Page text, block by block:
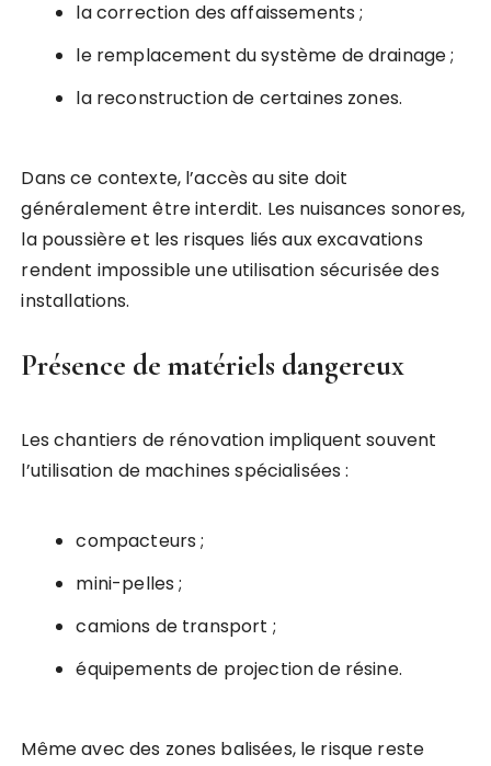
la correction des affaissements ;
le remplacement du système de drainage ;
la reconstruction de certaines zones.
Dans ce contexte, l’accès au site doit
généralement être interdit. Les nuisances sonores,
la poussière et les risques liés aux excavations
rendent impossible une utilisation sécurisée des
installations.
Présence de matériels dangereux
Les chantiers de rénovation impliquent souvent
l’utilisation de machines spécialisées :
compacteurs ;
mini-pelles ;
camions de transport ;
équipements de projection de résine.
Même avec des zones balisées, le risque reste